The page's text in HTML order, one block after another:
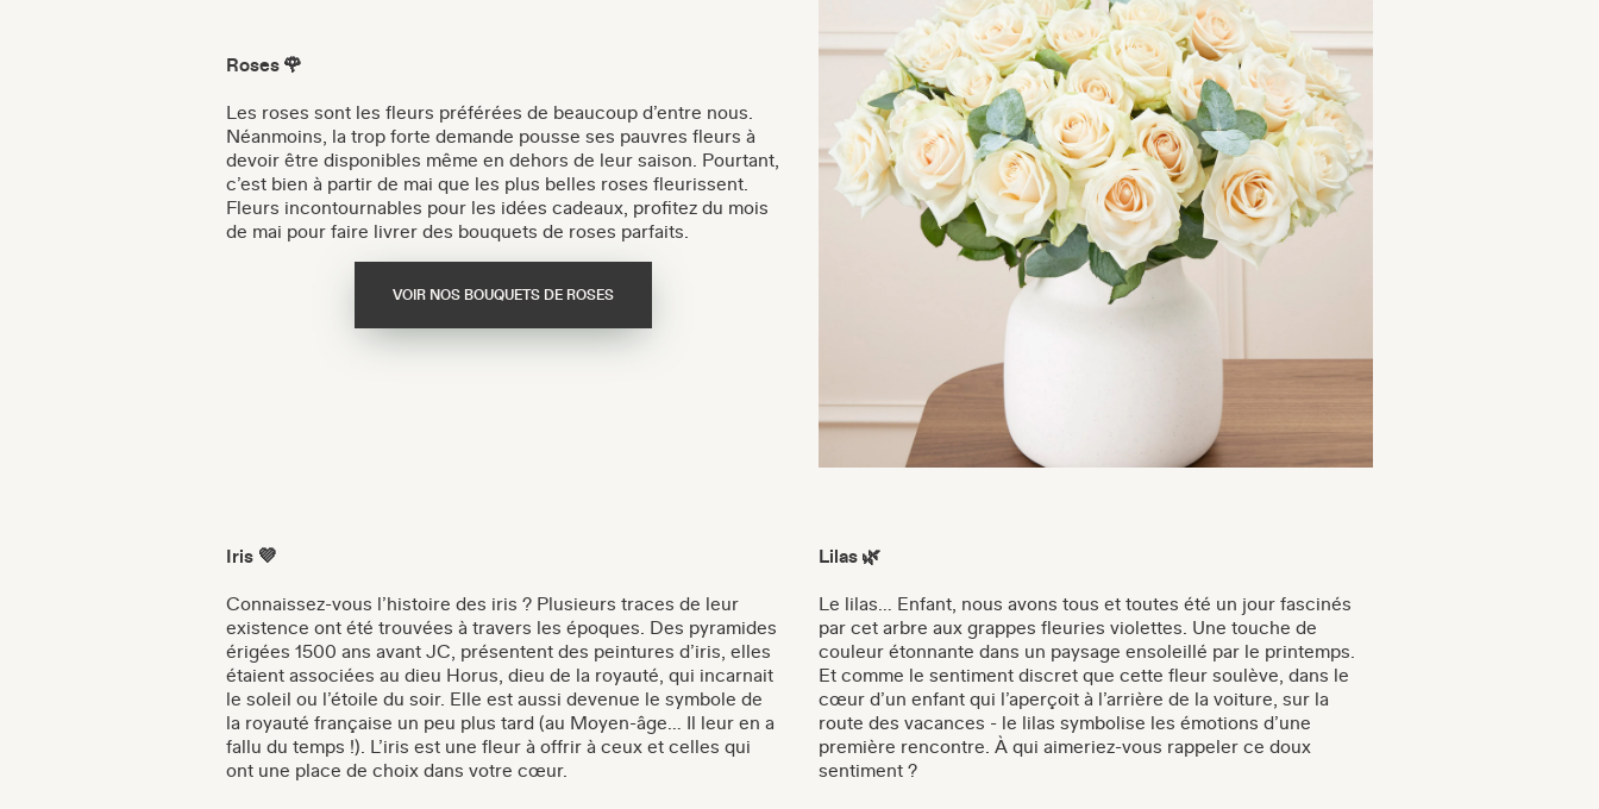
Roses 🌹
Les roses sont les fleurs préférées de beaucoup d’entre nous.
Néanmoins, la trop forte demande pousse ses pauvres fleurs à
devoir être disponibles même en dehors de leur saison. Pourtant,
c’est bien à partir de mai que les plus belles roses fleurissent.
Fleurs incontournables pour les idées cadeaux, profitez du mois
de mai pour faire livrer des bouquets de roses parfaits.
VOIR NOS BOUQUETS DE ROSES
Iris 💜
Connaissez-vous l’histoire des iris ? Plusieurs traces de leur
existence ont été trouvées à travers les époques. Des pyramides
érigées 1500 ans avant JC, présentent des peintures d’iris, elles
étaient associées au dieu Horus, dieu de la royauté, qui incarnait
le soleil ou l’étoile du soir. Elle est aussi devenue le symbole de
la royauté française un peu plus tard (au Moyen-âge… Il leur en a
fallu du temps !). L’iris est une fleur à offrir à ceux et celles qui
ont une place de choix dans votre cœur.
Lilas 🌿
Le lilas… Enfant, nous avons tous et toutes été un jour fascinés
par cet arbre aux grappes fleuries violettes. Une touche de
couleur étonnante dans un paysage ensoleillé par le printemps.
Et comme le sentiment discret que cette fleur soulève, dans le
cœur d’un enfant qui l’aperçoit à l’arrière de la voiture, sur la
route des vacances - le lilas symbolise les émotions d’une
première rencontre. À qui aimeriez-vous rappeler ce doux
sentiment ?